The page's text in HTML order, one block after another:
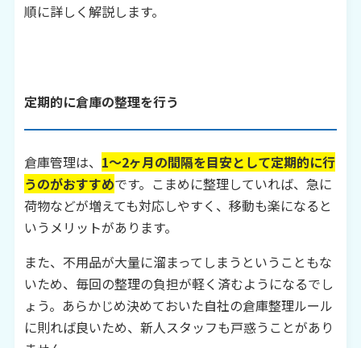
順に詳しく解説します。
定期的に倉庫の整理を行う
倉庫管理は、 1～2ヶ月の間隔を目安として定期的に行
うのがおすすめです。こまめに整理していれば、急に
荷物などが増えても対応しやすく、移動も楽になると
いうメリットがあります。
また、不用品が大量に溜まってしまうということもな
いため、毎回の整理の負担が軽く済むようになるでし
ょう。あらかじめ決めておいた自社の倉庫整理ルール
に則れば良いため、新人スタッフも戸惑うことがあり